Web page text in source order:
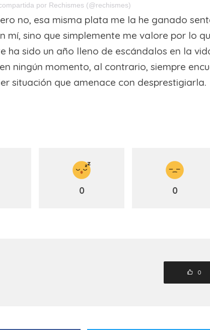
por Rechismes (@rechismes)
no, esa misma plata me la he ganado
mí, sino que simplemente me valore por lo
ha sido un año lleno de escándalos en la
ningún momento, al contrario, siempre
situación que amenace con desprestigiarla.
0 0
0